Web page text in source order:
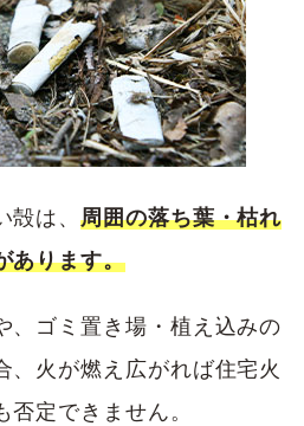
殻は、周囲の落ち葉・枯れ
あります。
、ゴミ置き場・植え込みの
、火が燃え広がれば住宅火
定できません。